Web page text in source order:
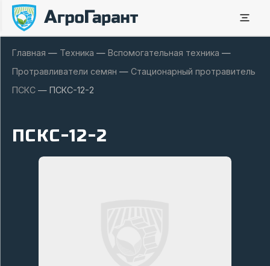
Главная — Техника — Вспомогательная техника —
Протравливатели семян — Стационарный протравитель
ПСКС — ПСКС-12-2
ПСКС-12-2